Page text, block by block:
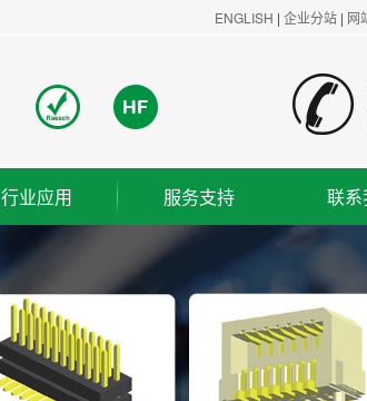
ENGLISH | 企业分站 | 网
行业应用
成功案例
服务支持
联系
联系
客户